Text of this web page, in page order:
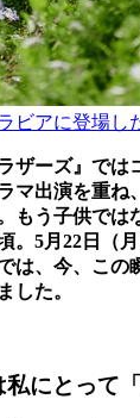
ビアに登場し
ザーズ』では
マ出演を重ね
もう子供では
。5月22日（
は、今、この
した。
にとって「